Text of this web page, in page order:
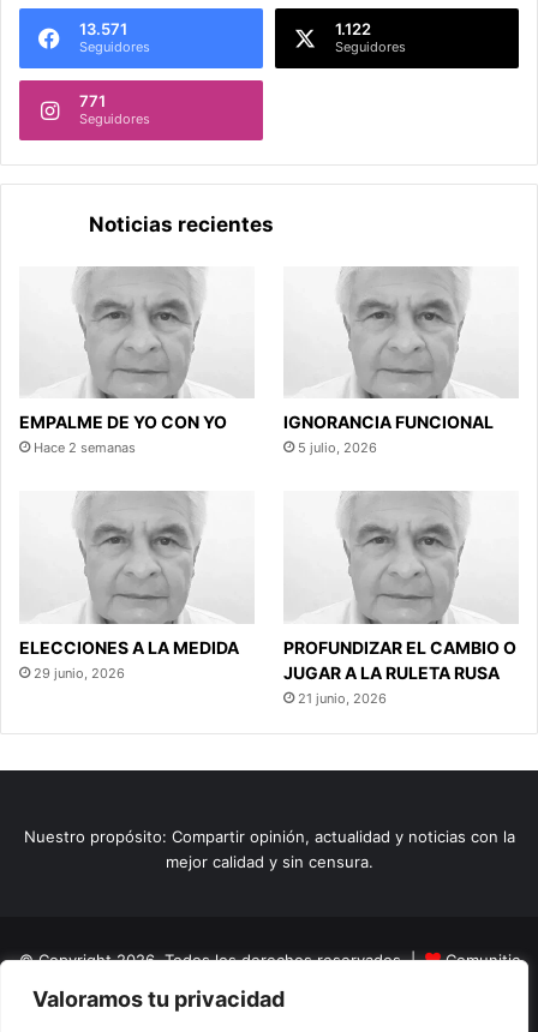
Valoramos tu privacidad
13.571
Seguidores
1.122
Seguidores
771
Seguidores
Noticias recientes
EMPALME DE YO CON YO
Hace 2 semanas
IGNORANCIA FUNCIONAL
5 julio, 2026
ELECCIONES A LA MEDIDA
29 junio, 2026
PROFUNDIZAR EL CAMBIO O
JUGAR A LA RULETA RUSA
21 junio, 2026
Nuestro propósito: Compartir opinión, actualidad y noticias con la
mejor calidad y sin censura.
© Copyright 2026, Todos los derechos reservados |
Comunitic
SAS BICNit 901228106